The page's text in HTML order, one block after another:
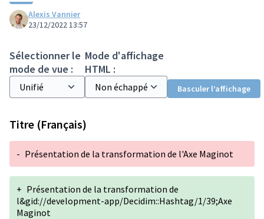
Alexis Vannier
23/12/2022 13:57
Sélectionner le
mode de vue :
Mode d'affichage
HTML :
Basculer l’affichage
Titre (Français)
- Présentation de la transformation de l'Axe Maginot
+ Présentation de la transformation de
l&gid://development-app/Decidim::Hashtag/1/39;Axe
Maginot